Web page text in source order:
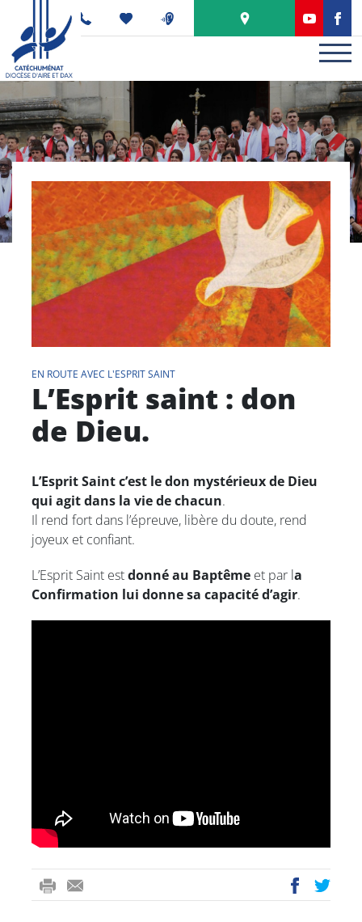
EN ROUTE AVEC L'ESPRIT SAINT
L’Esprit saint : don
de Dieu.
L’Esprit Saint c’est le don mystérieux de Dieu
qui agit dans la vie de chacun.
Il rend fort dans l’épreuve, libère du doute, rend
joyeux et confiant.
L’Esprit Saint estdonné au Baptême et par la
Confirmation lui donne sa capacité d’agir.
ri
-
ac
wi
Panneau de gestion des cookies